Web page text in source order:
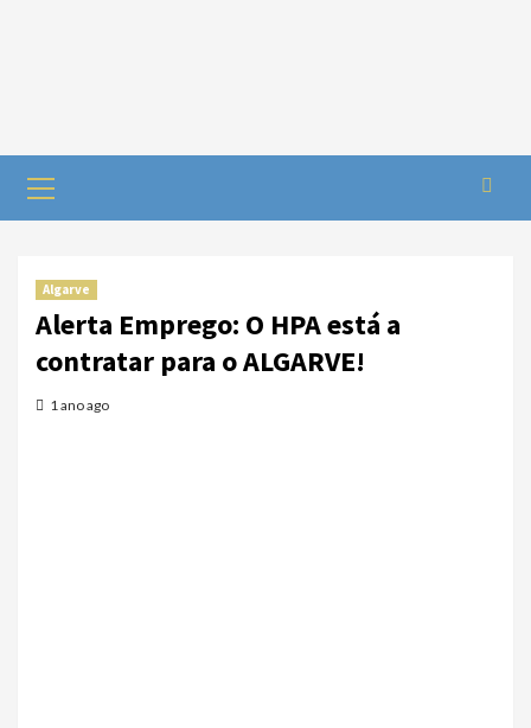
Algarve
Alerta Emprego: O HPA está a
contratar para o ALGARVE!
1 ano ago